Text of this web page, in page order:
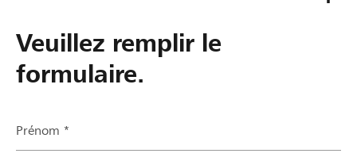
Veuillez remplir le
formulaire.
Prénom *